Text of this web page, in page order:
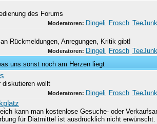
des Forums
Moderatoren: Dingeli Frosch
Rückmeldungen, Anregungen, Kritik gibt!
Moderatoren: Dingeli Frosch
uns sonst noch am Herzen liegt
diskutieren wollt
Moderatoren: Dingeli Frosch
kann man kostenlose Gesuche- oder
für Diätmittel ist ausdrücklich nicht erwünscht.